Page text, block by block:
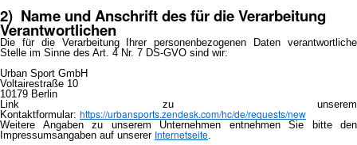
2) Name und Anschrift des für die Verarbeitung
Verantwortlichen
Die für die Verarbeitung Ihrer personenbezogenen Daten verantwortliche
Stelle im Sinne des Art. 4 Nr. 7 DS-GVO sind wir:
Urban Sport GmbH
Voltairestraße 10
10179 Berlin
Link zu unserem
Kontaktformular: https://urbansports.zendesk.com/hc/de/requests/new
Weitere Angaben zu unserem Unternehmen entnehmen Sie bitte den
Impressumsangaben auf unserer Internetseite